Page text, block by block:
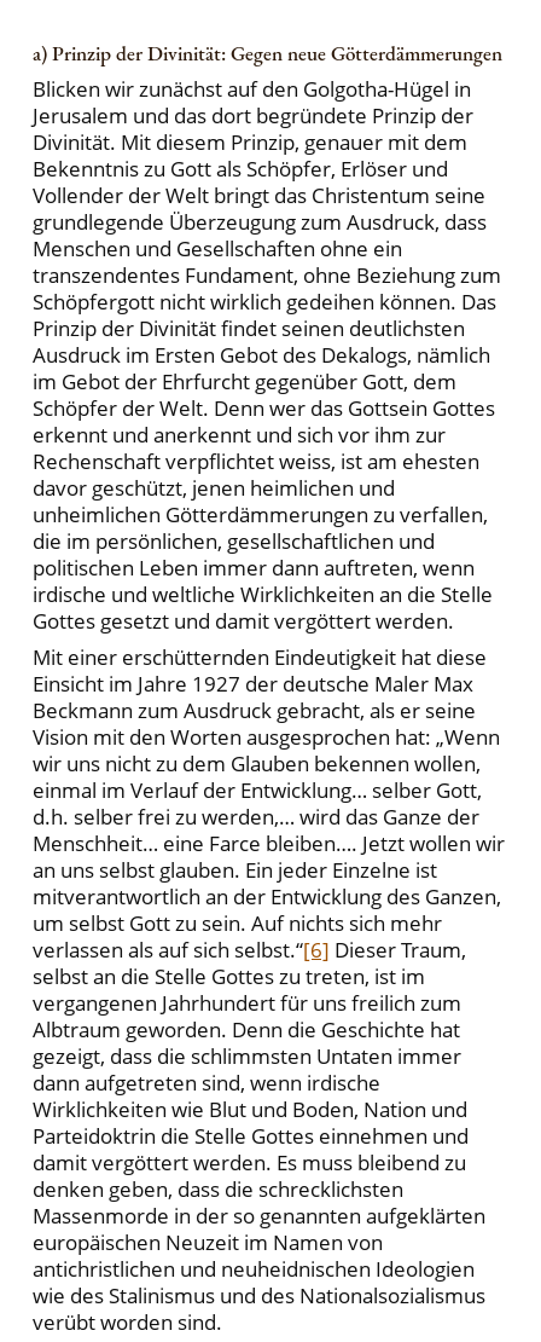
a) Prinzip der Divinität: Gegen neue Götterdämmerungen
Blicken wir zunächst auf den Golgotha-Hügel in
Jerusalem und das dort begründete Prinzip der
Divinität. Mit diesem Prinzip, genauer mit dem
Bekenntnis zu Gott als Schöpfer, Erlöser und
Vollender der Welt bringt das Christentum seine
grundlegende Überzeugung zum Ausdruck, dass
Menschen und Gesellschaften ohne ein
transzendentes Fundament, ohne Beziehung zum
Schöpfergott nicht wirklich gedeihen können. Das
Prinzip der Divinität findet seinen deutlichsten
Ausdruck im Ersten Gebot des Dekalogs, nämlich
im Gebot der Ehrfurcht gegenüber Gott, dem
Schöpfer der Welt. Denn wer das Gottsein Gottes
erkennt und anerkennt und sich vor ihm zur
Rechenschaft verpflichtet weiss, ist am ehesten
davor geschützt, jenen heimlichen und
unheimlichen Götterdämmerungen zu verfallen,
die im persönlichen, gesellschaftlichen und
politischen Leben immer dann auftreten, wenn
irdische und weltliche Wirklichkeiten an die Stelle
Gottes gesetzt und damit vergöttert werden.
Mit einer erschütternden Eindeutigkeit hat diese
Einsicht im Jahre 1927 der deutsche Maler Max
Beckmann zum Ausdruck gebracht, als er seine
Vision mit den Worten ausgesprochen hat: „Wenn
wir uns nicht zu dem Glauben bekennen wollen,
einmal im Verlauf der Entwicklung… selber Gott,
d.h. selber frei zu werden,… wird das Ganze der
Menschheit… eine Farce bleiben…. Jetzt wollen wir
an uns selbst glauben. Ein jeder Einzelne ist
mitverantwortlich an der Entwicklung des Ganzen,
um selbst Gott zu sein. Auf nichts sich mehr
verlassen als auf sich selbst.“[6] Dieser Traum,
selbst an die Stelle Gottes zu treten, ist im
vergangenen Jahrhundert für uns freilich zum
Albtraum geworden. Denn die Geschichte hat
gezeigt, dass die schlimmsten Untaten immer
dann aufgetreten sind, wenn irdische
Wirklichkeiten wie Blut und Boden, Nation und
Parteidoktrin die Stelle Gottes einnehmen und
damit vergöttert werden. Es muss bleibend zu
denken geben, dass die schrecklichsten
Massenmorde in der so genannten aufgeklärten
europäischen Neuzeit im Namen von
antichristlichen und neuheidnischen Ideologien
wie des Stalinismus und des Nationalsozialismus
verübt worden sind.